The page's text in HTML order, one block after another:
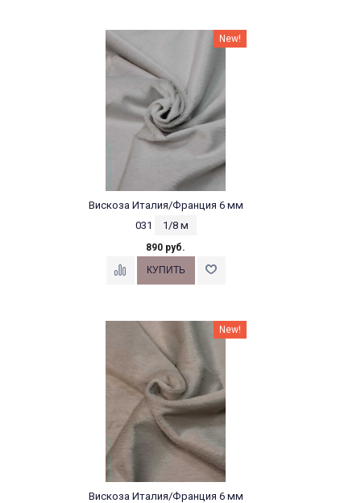
New!
Вискоза Италия/Франция 6 мм
031
1/8 м
890 руб.
New!
Вискоза Италия/Франция 6 мм